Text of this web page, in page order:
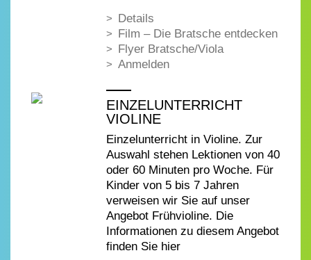
Details
Film – Die Bratsche entdecken
Flyer Bratsche/Viola
Anmelden
EINZELUNTERRICHT
VIOLINE
Einzelunterricht in Violine. Zur
Auswahl stehen Lektionen von 40
oder 60 Minuten pro Woche. Für
Kinder von 5 bis 7 Jahren
verweisen wir Sie auf unser
Angebot Frühvioline. Die
Informationen zu diesem Angebot
finden Sie hier